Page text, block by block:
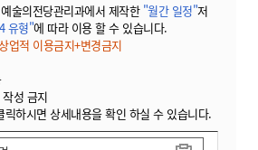
술의전당관리과에서 제작한 "월간 일정"저
유형"에 따라 이용 할 수 있습니다.
업적 이용금지+변경금지
성 금지
하시면 상세내용을 확인 하실 수 있습니다.